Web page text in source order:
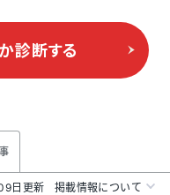
診断する
日更新 掲載情報について